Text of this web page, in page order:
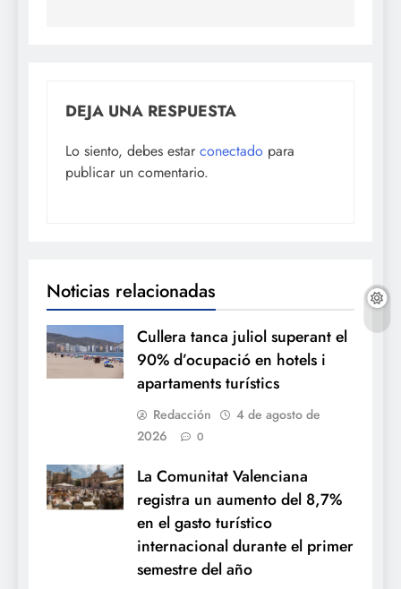
DEJA UNA RESPUESTA
Lo siento, debes estar conectado para
publicar un comentario.
Noticias relacionadas
Cullera tanca juliol superant el
90% d’ocupació en hotels i
apartaments turístics
Redacción
4 de agosto de
2026
0
La Comunitat Valenciana
registra un aumento del 8,7%
en el gasto turístico
internacional durante el primer
semestre del año